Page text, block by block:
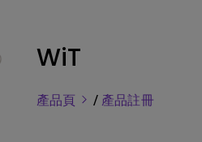
WiT
產品頁 / 產品註冊